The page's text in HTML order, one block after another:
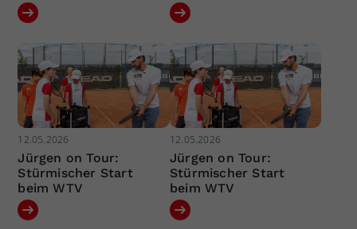
12.05.2026
Jürgen on Tour:
Stürmischer Start
beim WTV
12.05.2026
Jürgen on Tour:
Stürmischer Start
beim WTV